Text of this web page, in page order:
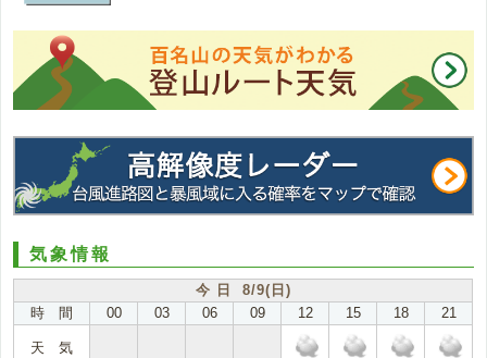
気象情報
今 日 8/9(日)
時 間
00 03 06 09 12 15 18 21
天 気